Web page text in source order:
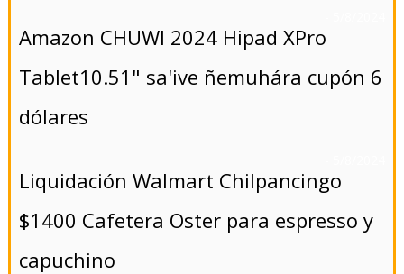
Amazon CHUWI 2024 Hipad XPro
Tablet10.51" sa'ive ñemuhára cupón 6
dólares
Liquidación Walmart Chilpancingo
$1400 Cafetera Oster para espresso y
capuchino